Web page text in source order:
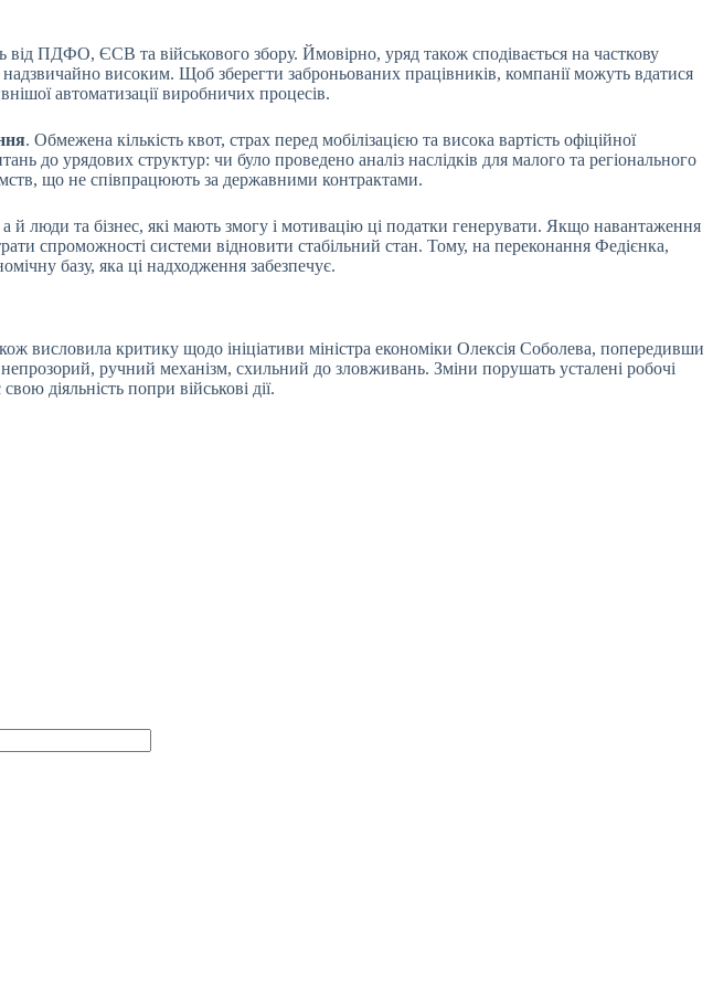
ПДФО, ЄСВ та військового збору. Ймовірно, уряд також сподівається на часткову
високим. Щоб зберегти заброньованих працівників, компанії можуть вдатися
автоматизації виробничих процесів.
. Обмежена кількість квот, страх перед мобілізацією та висока вартість офіційної
до урядових структур: чи було проведено аналіз наслідків для малого та регіонального
що не співпрацюють за державними контрактами.
люди та бізнес, які мають змогу і мотивацію ці податки генерувати. Якщо навантаження
спроможності системи відновити стабільний стан. Тому, на переконання Федієнка,
базу, яка ці надходження забезпечує.
висловила критику щодо ініціативи міністра економіки Олексія Соболева, попередивши
ручний механізм, схильний до зловживань. Зміни порушать усталені робочі
діяльність попри військові дії.